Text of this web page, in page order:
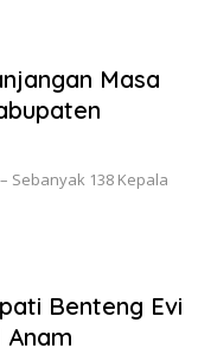
Masa
Sebanyak 138 Kepala
Benteng Evi